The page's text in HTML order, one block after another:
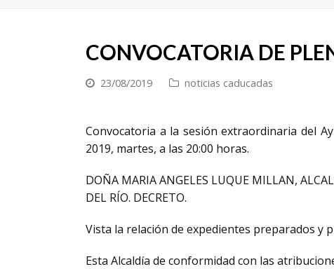
CONVOCATORIA DE
23/08/2019 noticias caducadas
Convocatoria a la sesión extraordinaria del
2019, martes, a las 20:00 horas.
DOÑA MARIA ANGELES LUQUE MILLAN,
DEL RÍO. DECRETO.
Vista la relación de expedientes preparados y
Esta Alcaldía de conformidad con las